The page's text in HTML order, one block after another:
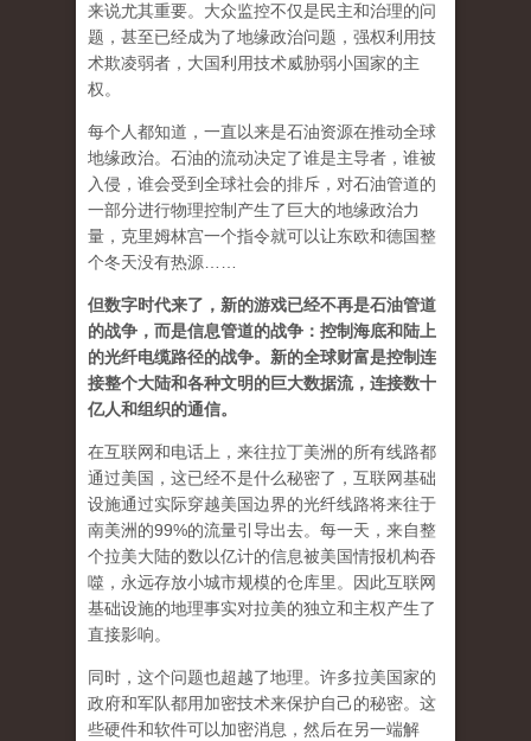
来说尤其重要。大众监控不仅是民主和治理的问
题，甚至已经成为了地缘政治问题，强权利用技
术欺凌弱者，大国利用技术威胁弱小国家的主
权。
每个人都知道，一直以来是石油资源在推动全球
地缘政治。石油的流动决定了谁是主导者，谁被
入侵，谁会受到全球社会的排斥，对石油管道的
一部分进行物理控制产生了巨大的地缘政治力
量，克里姆林宫一个指令就可以让东欧和德国整
个冬天没有热源……
但数字时代来了，新的游戏已经不再是石油管道
的战争，而是信息管道的战争：控制海底和陆上
的光纤电缆路径的战争。新的全球财富是控制连
接整个大陆和各种文明的巨大数据流，连接数十
亿人和组织的通信。
在互联网和电话上，来往拉丁美洲的所有线路都
通过美国，这已经不是什么秘密了，互联网基础
设施通过实际穿越美国边界的光纤线路将来往于
南美洲的99%的流量引导出去。每一天，来自整
个拉美大陆的数以亿计的信息被美国情报机构吞
噬，永远存放小城市规模的仓库里。因此互联网
基础设施的地理事实对拉美的独立和主权产生了
直接影响。
同时，这个问题也超越了地理。许多拉美国家的
政府和军​​队都用加密技术来保护自己的秘密。这
些硬件和软件可以加密消息，然后在另一端解